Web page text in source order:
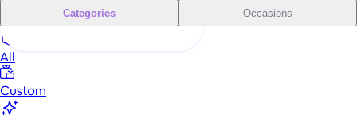
Categories Occasions
All
Custom